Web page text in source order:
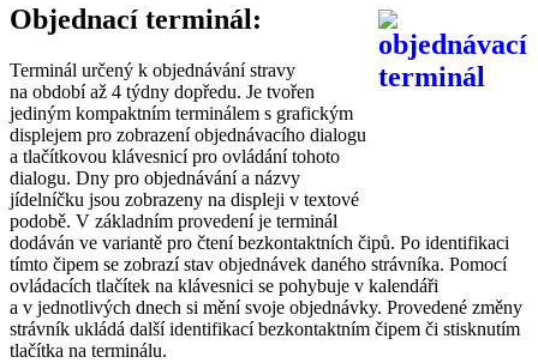
Objednací terminál:
Terminál určený k objednávání stravy
na období až 4 týdny dopředu. Je tvořen
jediným kompaktním terminálem s grafickým
displejem pro zobrazení objednávacího dialogu
a tlačítkovou klávesnicí pro ovládání tohoto
dialogu. Dny pro objednávání a názvy
jídelníčku jsou zobrazeny na displeji v textové
podobě. V základním provedení je terminál
dodáván ve variantě pro čtení bezkontaktních čipů. Po identifikaci
tímto čipem se zobrazí stav objednávek daného strávníka. Pomocí
ovládacích tlačítek na klávesnici se pohybuje v kalendáři
a v jednotlivých dnech si mění svoje objednávky. Provedené změny
strávník ukládá další identifikací bezkontaktním čipem či stisknutím
tlačítka na terminálu.